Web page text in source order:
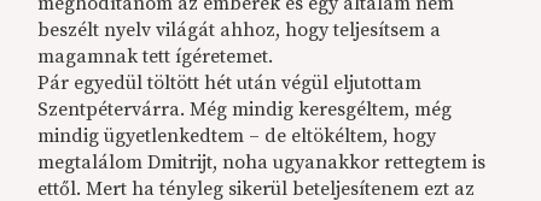
beszélt nyelv világát ahhoz, hogy teljesítsem a
magamnak tett ígéretemet.
Pár egyedül töltött hét után végül eljutottam
Szentpétervárra. Még mindig keresgéltem, még
mindig ügyetlenkedtem – de eltökéltem, hogy
megtalálom Dmitrijt, noha ugyanakkor rettegtem is
ettől. Mert ha tényleg sikerül beteljesítenem ezt az